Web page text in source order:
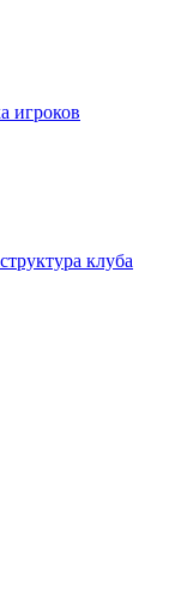
игроков
клуба